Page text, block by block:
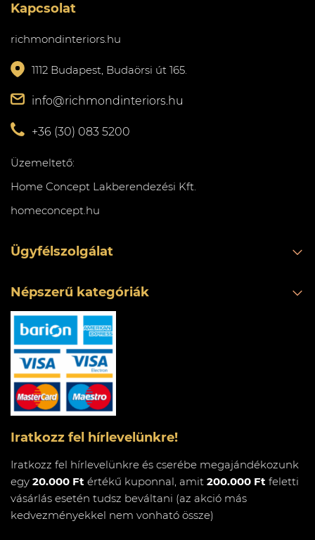
Kapcsolat
richmondinteriors.hu
1112 Budapest, Budaörsi út 165.
info@richmondinteriors.hu
+36 (30) 083 5200
Üzemeltető:
Home Concept Lakberendezési Kft.
homeconcept.hu
Ügyfélszolgálat
Népszerű kategóriák
Iratkozz fel hírlevelünkre!
Iratkozz fel hírlevelünkre és cserébe megajándékozunk
egy 20.000 Ft értékű kuponnal, amit 200.000 Ft feletti
vásárlás esetén tudsz beváltani (az akció más
kedvezményekkel nem vonható össze)